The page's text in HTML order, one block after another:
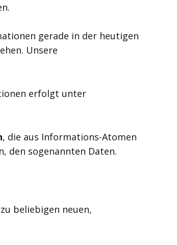
gerade in der heutigen
Unsere
erfolgt unter
, die aus Informations-Atomen
den sogenannten Daten.
beliebigen neuen,